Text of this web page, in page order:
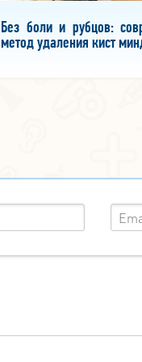
Без боли и рубцов:
метод удаления кист